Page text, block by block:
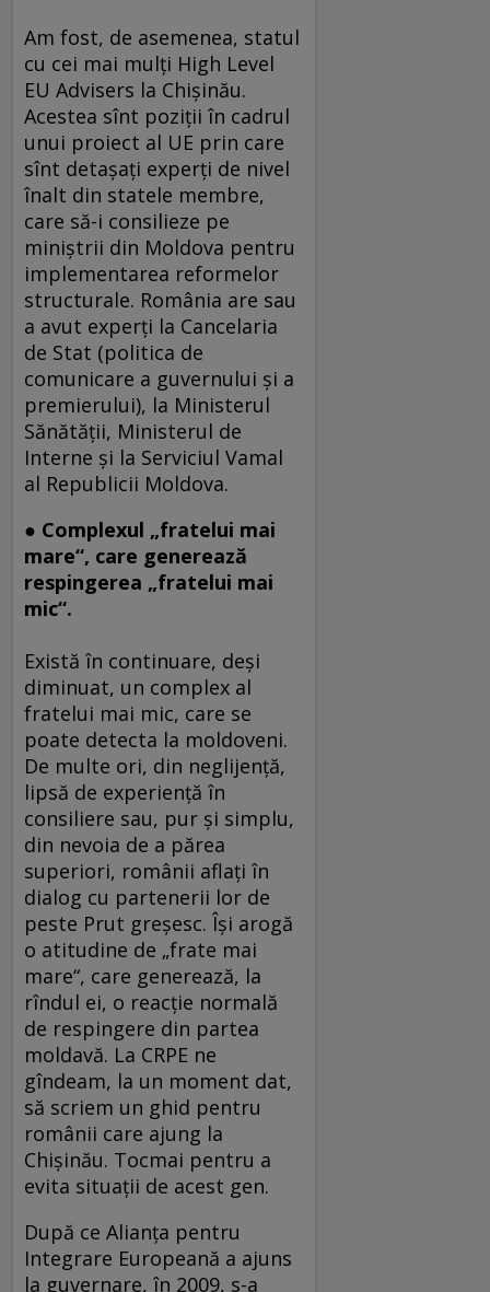
Am fost, de asemenea, statul
cu cei mai mulţi High Level
EU Advisers la Chişinău.
Acestea sînt poziţii în cadrul
unui proiect al UE prin care
sînt detaşaţi experţi de nivel
înalt din statele membre,
care să-i consilieze pe
miniştrii din Moldova pentru
implementarea reformelor
structurale. România are sau
a avut experţi la Cancelaria
de Stat (politica de
comunicare a guvernului şi a
premierului), la Ministerul
Sănătăţii, Ministerul de
Interne şi la Serviciul Vamal
al Republicii Moldova.
● Complexul „fratelui mai
mare“, care generează
respingerea „fratelui mai
mic“.
Există în continuare, deşi
diminuat, un complex al
fratelui mai mic, care se
poate detecta la moldoveni.
De multe ori, din neglijenţă,
lipsă de experienţă în
consiliere sau, pur şi simplu,
din nevoia de a părea
superiori, românii aflaţi în
dialog cu partenerii lor de
peste Prut greşesc. Îşi arogă
o atitudine de „frate mai
mare“, care generează, la
rîndul ei, o reacţie normală
de respingere din partea
moldavă. La CRPE ne
gîndeam, la un moment dat,
să scriem un ghid pentru
românii care ajung la
Chişinău. Tocmai pentru a
evita situaţii de acest gen.
După ce Alianţa pentru
Integrare Europeană a ajuns
la guvernare, în 2009, s-a